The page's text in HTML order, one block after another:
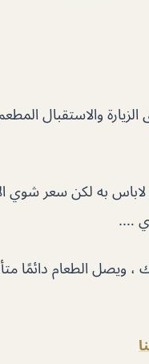
والاستقبال المطعم
لاباس به لكن سعر
ويصل الطعام دائمًا